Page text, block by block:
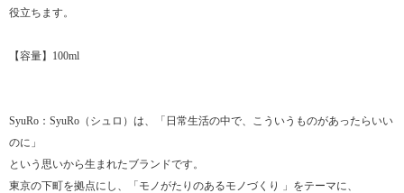
役立ちます。
【容量】100ml
SyuRo：SyuRo（シュロ）は、「日常生活の中で、こういうものがあったらいい
のに」
という思いから生まれたブランドです。
東京の下町を拠点にし、「モノがたりのあるモノづくり 」をテーマに、